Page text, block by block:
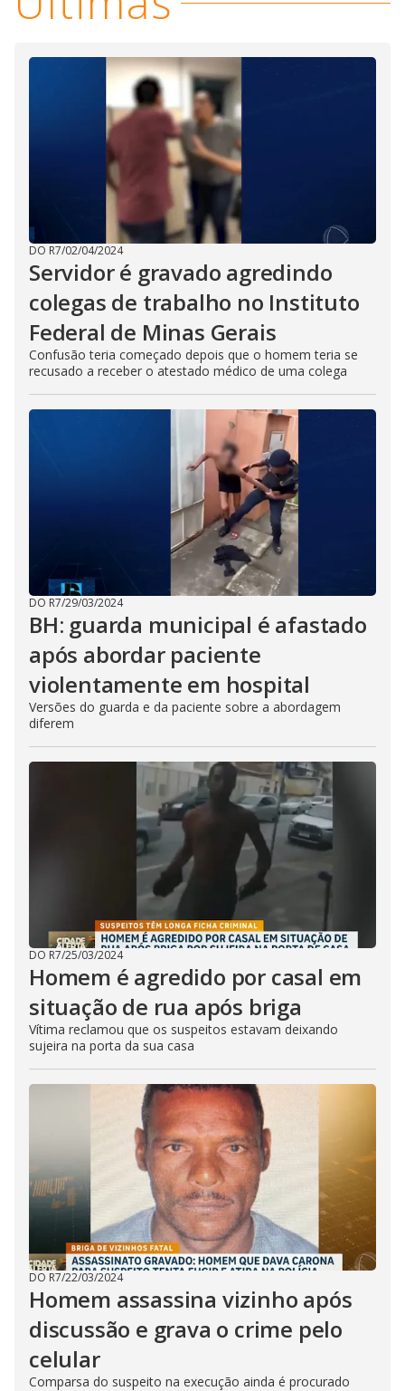
DO R7/02/04/2024
Servidor é gravado agredindo
colegas de trabalho no Instituto
Federal de Minas Gerais
Confusão teria começado depois que o homem teria se
recusado a receber o atestado médico de uma colega
DO R7/29/03/2024
BH: guarda municipal é afastado
após abordar paciente
violentamente em hospital
Versões do guarda e da paciente sobre a abordagem
diferem
DO R7/25/03/2024
Homem é agredido por casal em
situação de rua após briga
Vítima reclamou que os suspeitos estavam deixando
sujeira na porta da sua casa
DO R7/22/03/2024
Homem assassina vizinho após
discussão e grava o crime pelo
celular
Comparsa do suspeito na execução ainda é procurado